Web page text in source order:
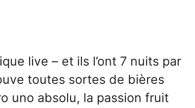
live – et ils l’ont 7 nuits par
toutes sortes de bières
uno absolu, la passion fruit